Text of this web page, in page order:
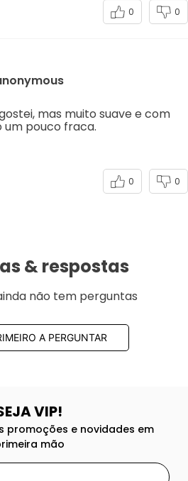
0 0
mas muito suave e com
um pouco fraca.
0 0
& respostas
não tem perguntas
A PERGUNTAR
VIP!
promoções e novidades em
mão